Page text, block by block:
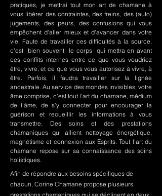
pratiques, je mettrai tout mon art de chamane à
vous libérer des contraintes, des freins, des (auto)
jugements, des peurs, des confusions qui vous
empêchent d'aller mieux et d'avancer dans votre
vie. Faute de travailler ces difficultés à la source,
c'est bien souvent le corps qui mettra en avant
ces conflits internes entre ce que vous voudriez
être, vivre, et ce que vous vous autorisez à vivre, à
être. Parfois, il faudra travailler sur la lignée
ancestrale. Au service des mondes invisibles, votre
âme comprise, c'est tout l'art du chamane, médium
de l'âme, de s'y connecter pour encourager la
guérison et recueillir les informations à vous
transmettre. Des soins et des prestations
chamaniques qui allient nettoyage énergétique,
magnétisme et connexion aux Esprits. Tout l'art du
chamane repose sur sa connaissance des soins
holistiques.
Afin de répondre aux besoins spécifiques de
chacun, Corine Chamane propose plusieurs